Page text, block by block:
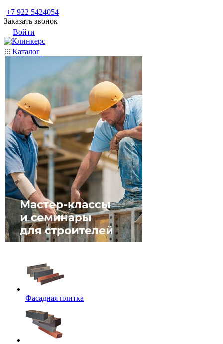
+7 922 5424054
Заказать звонок
Войти
Каталог
Фасадная плитка